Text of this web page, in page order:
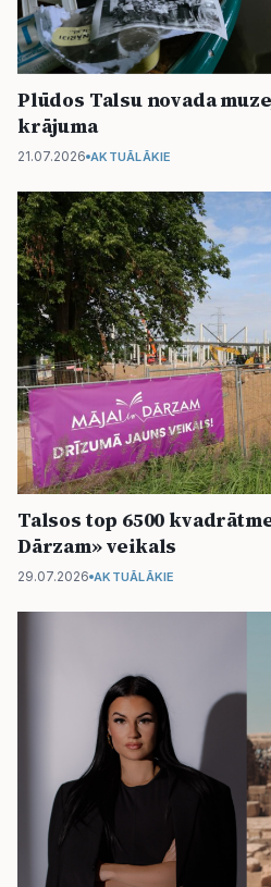
Plūdos Talsu novada
krājuma
21.07.2026 AKTUĀLĀKIE
Talsos top 6500
Dārzam» veikals
29.07.2026 AKTUĀLĀKIE